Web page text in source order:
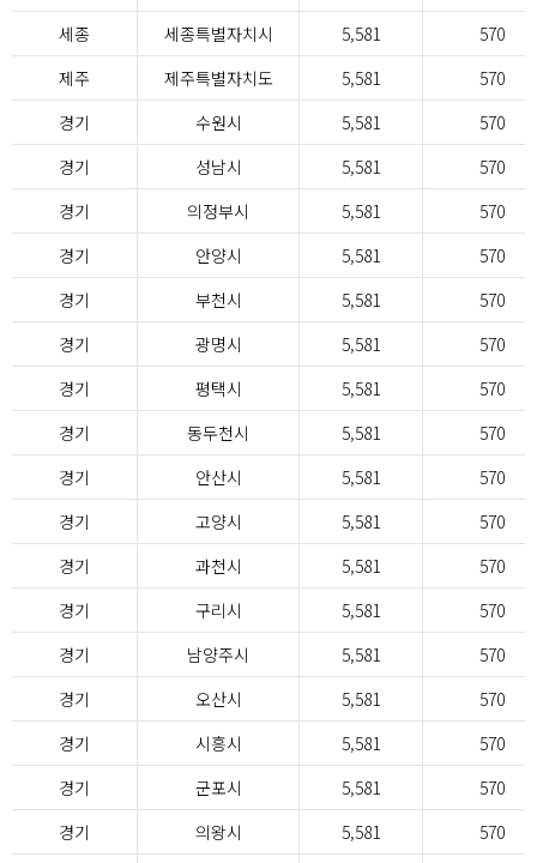
세종
세종특별자치시 5,581
570
제주
제주특별자치도 5,581
570
경기
수원시 5,581
570
경기
성남시 5,581
570
경기
의정부시 5,581
570
경기
안양시 5,581
570
경기
부천시 5,581
570
경기
광명시 5,581
570
경기
평택시 5,581
570
경기
동두천시 5,581
570
경기
안산시 5,581
570
경기
고양시 5,581
570
경기
과천시 5,581
570
경기
구리시 5,581
570
경기
남양주시 5,581
570
경기
오산시 5,581
570
경기
시흥시 5,581
570
경기
군포시 5,581
570
경기
의왕시 5,581
570